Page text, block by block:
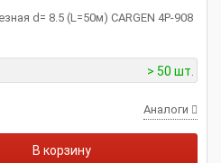
d= 8.5 (L=50м) CARGEN 4P-908
> 50 шт.
Аналоги
В корзину